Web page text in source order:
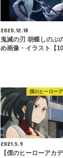
2020.12.18
鬼滅の刃 胡蝶しのぶ
め画像・イラスト【
僕のヒーロー
2021.5.9
【僕のヒーローアカデ